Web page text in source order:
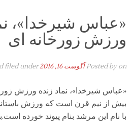
«عباس شیرخدا»،
ورزش زورخانه ای
Posted byon آگوست 16, 2016 filed under
«عباس شیرخدا»، نماد زنده ورزش
بیش از نیم قرن است كه ورزش
با نام این مرشد بنام پیوند خورده